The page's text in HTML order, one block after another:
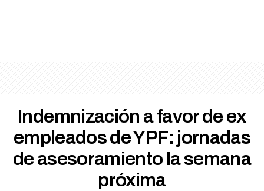
Indemnización a favor de ex
empleados de YPF: jornadas
de asesoramiento la semana
próxima